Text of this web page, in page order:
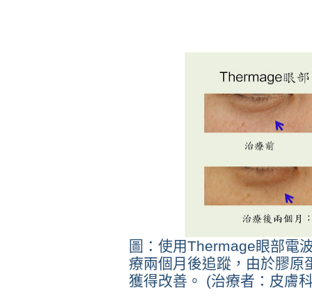
圖：使用Thermage眼部電
療兩個月後追蹤，由於膠原
獲得改善。 (治療者：皮膚